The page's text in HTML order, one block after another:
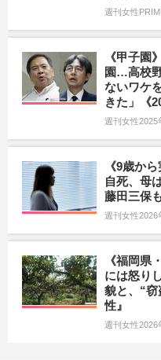
週刊女性
《甲子園
園…高校
ないワケ
きた」《
週刊女性2025
《9歳か
自死、母
藤田三保
週刊女性2026
《福岡県
には怒り
貌と、“
性』
週刊女性2026